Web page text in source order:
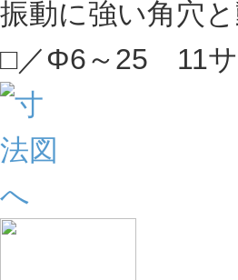
振動に強い角穴
□／Φ6～25 11